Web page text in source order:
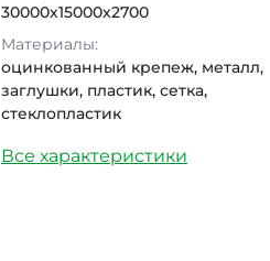
30000х15000х2700
Материалы:
оцинкованный крепеж, металл,
заглушки, пластик, сетка,
стеклопластик
Все характеристики